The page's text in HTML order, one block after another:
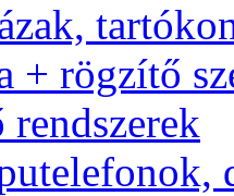
+ rögzítő
rendszerek